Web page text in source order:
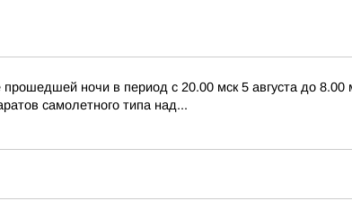
ночи в период с 20.00 мск 5 августа до
самолетного типа над...